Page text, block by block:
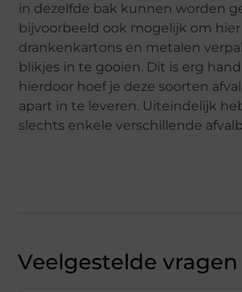
in dezelfde bak kunnen worden
bijvoorbeeld ook mogelijk om hier
drankenkartons en metalen
blikjes in te gooien. Dit is erg
hierdoor hoef je deze soorten
apart in te leveren. Uiteindelijk
slechts enkele verschillende
Veelgestelde vragen